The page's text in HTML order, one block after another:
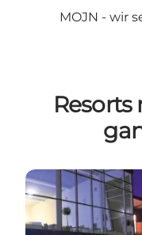
MOJN - wir
Enjoy Marina